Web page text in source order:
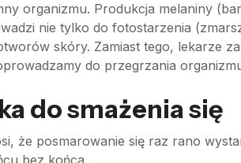
organizmu. Produkcja melaniny
nie tylko do fotostarzenia
skóry. Zamiast tego, lekarze
do przegrzania
do smażenia się
że posmarowanie się raz rano